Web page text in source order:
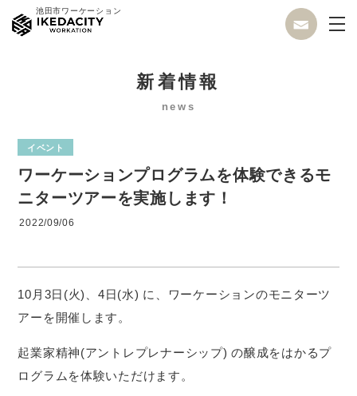
池田市ワーケーション
新着情報
news
イベント
ワーケーションプログラムを体験できるモ
ニターツアーを実施します！
2022/09/06
10月3日(火)、4日(水) に、ワーケーションのモニターツ
アーを開催します。
起業家精神(アントレプレナーシップ) の醸成をはかるプ
ログラムを体験いただけます。